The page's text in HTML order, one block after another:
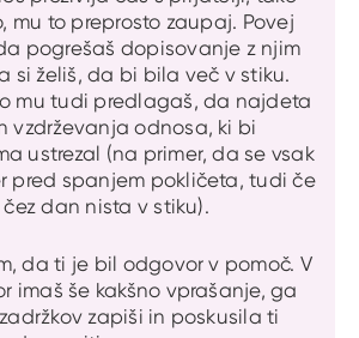
mu to preprosto zaupaj. Povej
pogrešaš dopisovanje z njim
si želiš, da bi bila več v stiku.
mu tudi predlagaš, da najdeta
vzdrževanja odnosa, ki bi
ustrezal (na primer, da se vsak
pred spanjem pokličeta, tudi če
čez dan nista v stiku).
da ti je bil odgovor v pomoč. V
imaš še kakšno vprašanje, ga
zapiši in poskusila ti